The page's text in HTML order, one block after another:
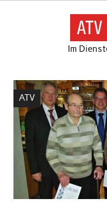
Skip
Im
ATV